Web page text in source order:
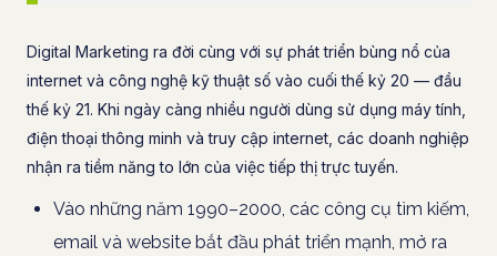
Digital Marketing ra đời cùng với sự phát triển bùng nổ của
internet và công nghệ kỹ thuật số vào cuối thế kỷ 20 — đầu
thế kỷ 21. Khi ngày càng nhiều người dùng sử dụng máy tính,
điện thoại thông minh và truy cập internet, các doanh nghiệp
nhận ra tiềm năng to lớn của việc tiếp thị trực tuyến.
Vào những năm 1990–2000, các công cụ tìm kiếm,
email và website bắt đầu phát triển mạnh, mở ra